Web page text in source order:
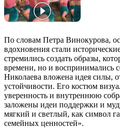
По словам Петра Винокурова,
вдохновения стали
стремились создать образы,
времени, но и воспринимались
Николаева вложена идея силы,
устойчивости. Его костюм
уверенность и внутреннюю
заложены идеи поддержки и
мягкий и светлый, как символ
семейных ценностей».